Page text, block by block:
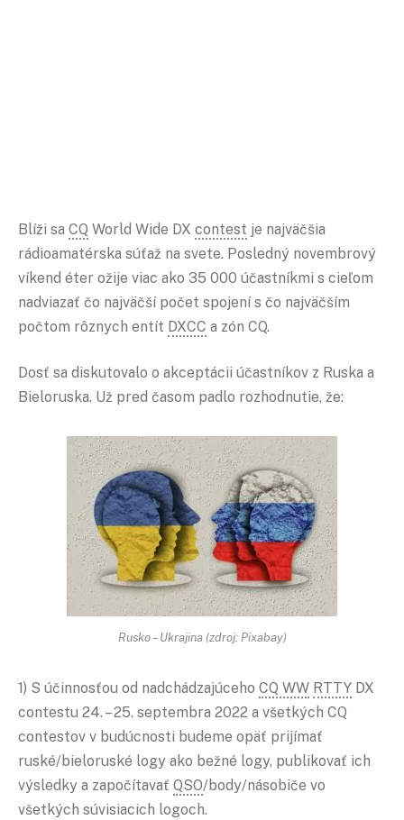
Blíži sa CQ World Wide DX contest je najväčšia
rádioamatérska súťaž na svete. Posledný novembrový
víkend éter ožije viac ako 35 000 účastníkmi s cieľom
nadviazať čo najväčší počet spojení s čo najväčším
počtom rôznych entít DXCC a zón CQ.
Dosť sa diskutovalo o akceptácii účastníkov z Ruska a
Bieloruska. Už pred časom padlo rozhodnutie, že:
Rusko – Ukrajina (zdroj: Pixabay)
1) S účinnosťou od nadchádzajúceho CQ WW RTTY DX
contestu 24. – 25. septembra 2022 a všetkých CQ
contestov v budúcnosti budeme opäť prijímať
ruské/bieloruské logy ako bežné logy, publikovať ich
výsledky a započítavať QSO/body/násobiče vo
všetkých súvisiacich logoch.